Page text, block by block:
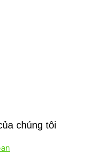
chúng tôi